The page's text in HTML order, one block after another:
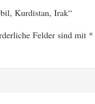
Kurdistan, Irak“
Felder sind mit *